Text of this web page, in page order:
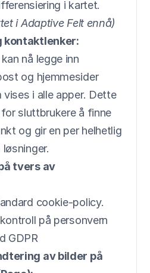
i kartet.
i Adaptive Felt ennå)
kontaktlenker:
nå legge inn
og hjemmesider
i alle apper. Dette
sluttbrukere å finne
og gir en per helhetlig
tvers av
cookie-policy.
på personvern
GDPR
av bilder på